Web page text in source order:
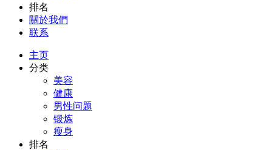
排名
關於我們
联系
主页
分类
美容
健康
男性问题
锻炼
瘦身
排名